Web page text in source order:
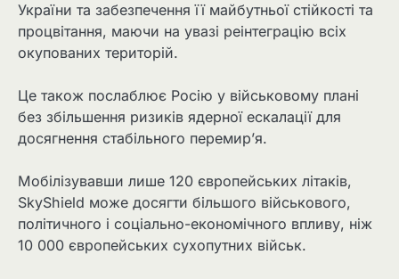
України та забезпечення її майбутньої стійкості та
процвітання, маючи на увазі реінтеграцію всіх
окупованих територій.
Це також послаблює Росію у військовому плані
без збільшення ризиків ядерної ескалації для
досягнення стабільного перемир’я.
Мобілізувавши лише 120 європейських літаків,
SkyShield може досягти більшого військового,
політичного і соціально-економічного впливу, ніж
10 000 європейських сухопутних військ.